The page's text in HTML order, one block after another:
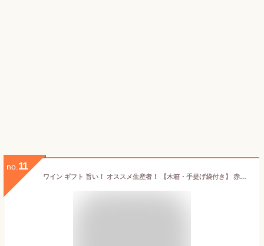
no. 11
ワイン ギフト 旨い！ オススメ生産者！ 【木箱・手提げ袋付き】 赤ワイン フルボディ ギフト プレゼント あの五大シャトー、オーブリオン元醸造家フレデリックベロ 金賞 【シコ・ベレール・ボルドー エリタージュ 】＊熨斗対応可 お歳暮